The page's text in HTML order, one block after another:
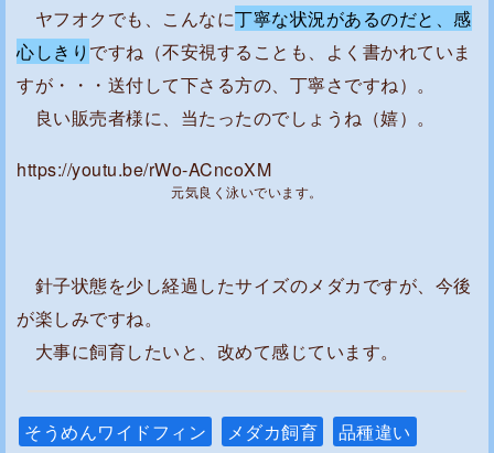
ヤフオクでも、こんなに丁寧な状況があるのだと、感
心しきり ですね（不安視することも、よく書かれていま
すが・・・送付して下さる方の、丁寧さですね）。
良い販売者様に、当たったのでしょうね（嬉）。
https://youtu.be/rWo-ACncoXM
元気良く泳いでいます。
針子状態を少し経過したサイズのメダカですが、今後
が楽しみですね。
大事に飼育したいと、改めて感じています。
そうめんワイドフィン メダカ飼育 品種違い